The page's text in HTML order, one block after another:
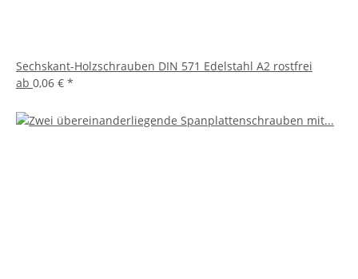
Sechskant-Holzschrauben DIN 571 Edelstahl A2 rostfrei
ab 0,06 € *